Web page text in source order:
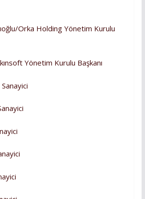
Orka Holding Yönetim Kurulu
Yönetim Kurulu Başkanı